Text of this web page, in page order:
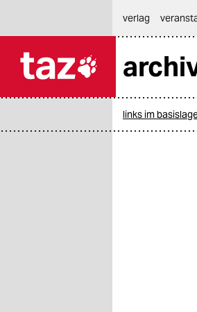
themen
verlag
links im